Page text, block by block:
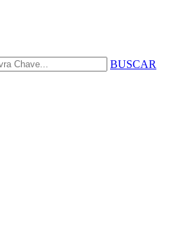
BUSCAR